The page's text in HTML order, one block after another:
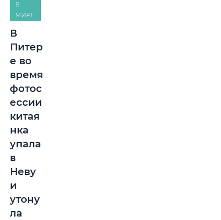
В
МИРЕ
В
Питер
е во
время
фотос
ессии
китая
нка
упала
в
Неву
и
утону
ла